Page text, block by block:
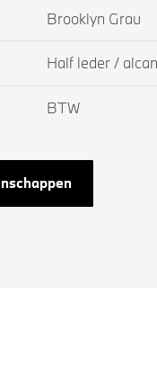
Brooklyn Grau
Half leder /
BTW